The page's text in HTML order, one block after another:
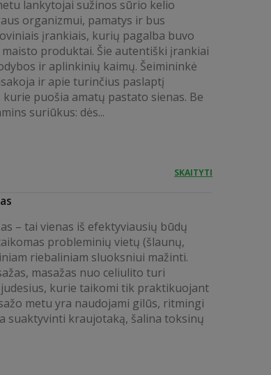
lankytojai sužinos sūrio kelio
organizmui, pamatys ir bus
įrankiais, kurių pagalba buvo
produktai. Šie autentiški įrankiai
ir aplinkinių kaimų. Šeimininkė
ir apie turinčius paslaptį
puošia amatų pastato sienas. Be
suriūkus: dės...
SKAITYTI
– tai vienas iš efektyviausių būdų
probleminių vietų (šlaunų,
riebaliniam sluoksniui mažinti.
masažas nuo celiulito turi
kurie taikomi tik praktikuojant
metu yra naudojami gilūs, ritmingi
suaktyvinti kraujotaką, šalina toksinų